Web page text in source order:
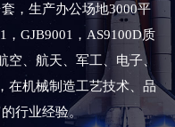
，生产办公场地3000平
，GJB9001，AS9100D质
、航天、军工、电子、
在机械制造工艺技术、品
行业经验。